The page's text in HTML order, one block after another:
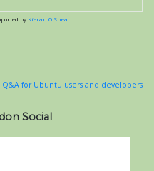
by Kieran O'Shea
Social